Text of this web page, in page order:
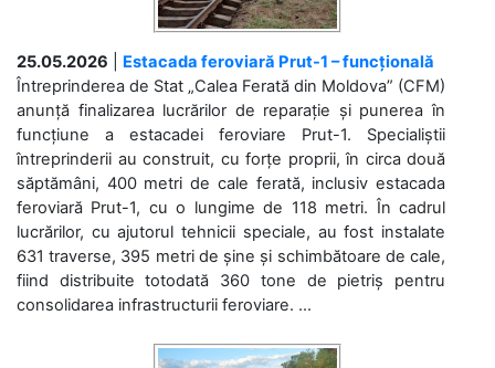
25.05.2026
Estacada feroviară Prut-1 – funcțională
Întreprinderea de Stat „Calea Ferată din Moldova” (CFM)
anunță finalizarea lucrărilor de reparație și punerea în
funcțiune a estacadei feroviare Prut-1. Specialiștii
întreprinderii au construit, cu forțe proprii, în circa două
săptămâni, 400 metri de cale ferată, inclusiv estacada
feroviară Prut-1, cu o lungime de 118 metri. În cadrul
lucrărilor, cu ajutorul tehnicii speciale, au fost instalate
631 traverse, 395 metri de șine și schimbătoare de cale,
fiind distribuite totodată 360 tone de pietriș pentru
consolidarea infrastructurii feroviare. ...